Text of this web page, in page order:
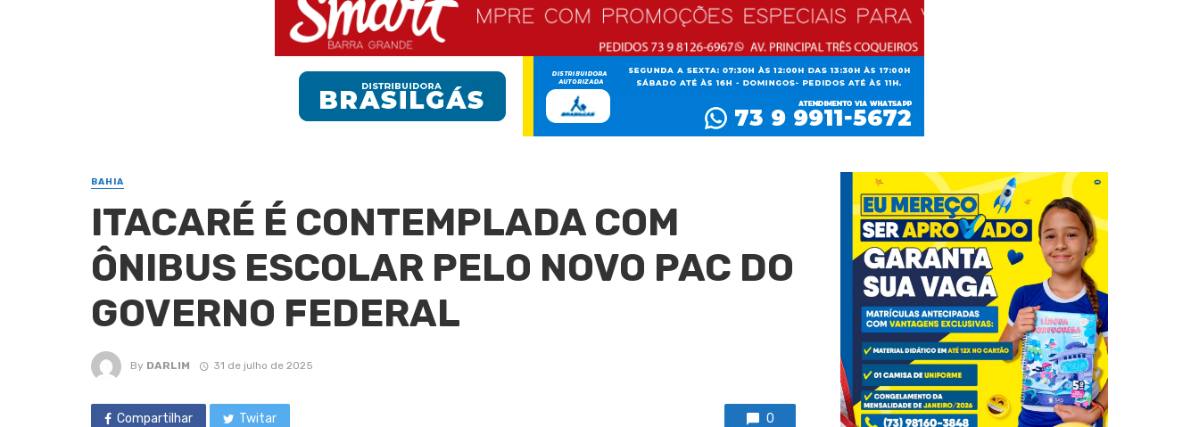
BAHIA
ITACARÉ É CONTEMPLADA COM
ÔNIBUS ESCOLAR PELO NOVO PAC DO
GOVERNO FEDERAL
By DARLIM 31 de julho de 2025
Compartilhar Twitar 0